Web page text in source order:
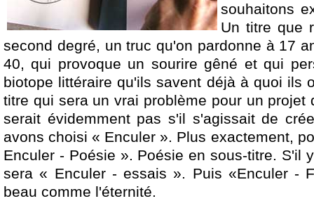
souhaitons
Un titre que
second degré, un truc qu'on pardonne à 17
40, qui provoque un sourire gêné et qui
biotope littéraire qu'ils savent déjà à quoi ils
titre qui sera un vrai problème pour un projet
serait évidemment pas s'il s'agissait de
avons choisi « Enculer ». Plus exactement,
Enculer - Poésie ». Poésie en sous-titre. S'il
sera « Enculer - essais ». Puis «Enculer -
beau comme l'éternité.